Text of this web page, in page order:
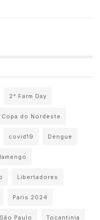
2° Farm Day
Copa do Nordeste
covid19 Dengue
Libertadores
Paris 2024
São Paulo Tocantinia